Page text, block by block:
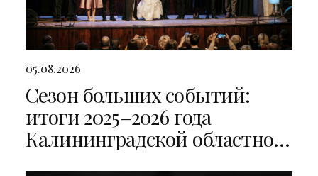
05.08.2026
Сезон больших событий:
итоги 2025–2026 года
Калининградской областной